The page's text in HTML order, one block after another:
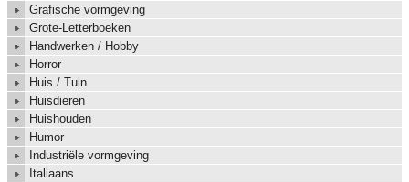
Grafische vormgeving
Grote-Letterboeken
Handwerken / Hobby
Horror
Huis / Tuin
Huisdieren
Huishouden
Humor
Industriële vormgeving
Italiaans